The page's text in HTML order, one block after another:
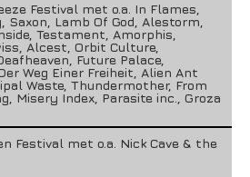
Festival met o.a. In Flames,
Saxon, Lamb Of God, Alestorm,
Testament, Amorphis,
Alcest, Orbit Culture,
Future Palace,
Weg Einer Freiheit, Alien Ant
Waste, Thundermother, From
Misery Index, Parasite inc., Groza
Festival met o.a. Nick Cave & the